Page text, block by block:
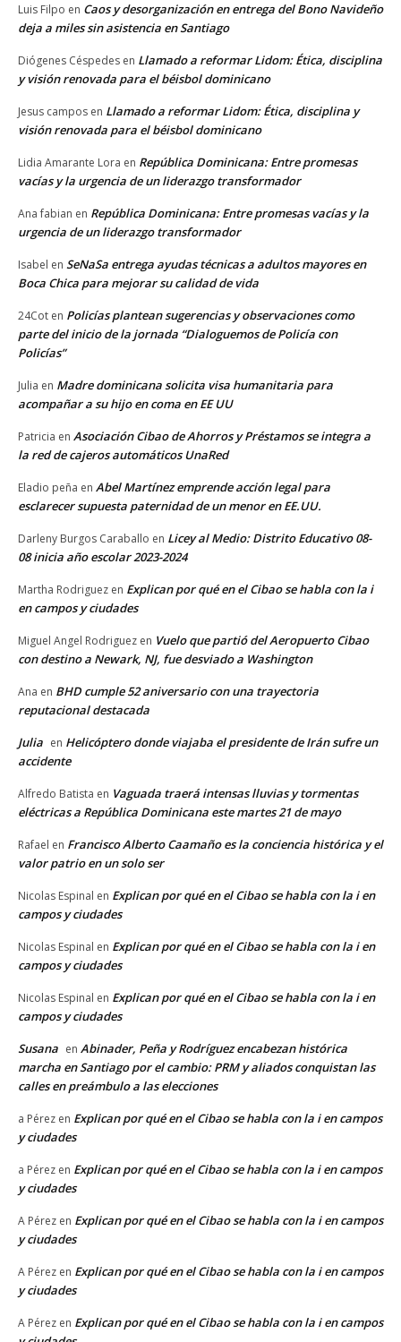
Luis Filpo en Caos y desorganización en entrega del Bono Navideño
deja a miles sin asistencia en Santiago
Diógenes Céspedes en Llamado a reformar Lidom: Ética, disciplina
y visión renovada para el béisbol dominicano
Jesus campos en Llamado a reformar Lidom: Ética, disciplina y
visión renovada para el béisbol dominicano
Lidia Amarante Lora en República Dominicana: Entre promesas
vacías y la urgencia de un liderazgo transformador
Ana fabian en República Dominicana: Entre promesas vacías y la
urgencia de un liderazgo transformador
Isabel en SeNaSa entrega ayudas técnicas a adultos mayores en
Boca Chica para mejorar su calidad de vida
24Cot en Policías plantean sugerencias y observaciones como
parte del inicio de la jornada “Dialoguemos de Policía con
Policías”
Julia en Madre dominicana solicita visa humanitaria para
acompañar a su hijo en coma en EE UU
Patricia en Asociación Cibao de Ahorros y Préstamos se integra a
la red de cajeros automáticos UnaRed
Eladio peña en Abel Martínez emprende acción legal para
esclarecer supuesta paternidad de un menor en EE.UU.
Darleny Burgos Caraballo en Licey al Medio: Distrito Educativo 08-
08 inicia año escolar 2023-2024
Martha Rodriguez en Explican por qué en el Cibao se habla con la i
en campos y ciudades
Miguel Angel Rodriguez en Vuelo que partió del Aeropuerto Cibao
con destino a Newark, NJ, fue desviado a Washington
Ana en BHD cumple 52 aniversario con una trayectoria
reputacional destacada
Julia en Helicóptero donde viajaba el presidente de Irán sufre un
accidente
Alfredo Batista en Vaguada traerá intensas lluvias y tormentas
eléctricas a República Dominicana este martes 21 de mayo
Rafael en Francisco Alberto Caamaño es la conciencia histórica y el
valor patrio en un solo ser
Nicolas Espinal en Explican por qué en el Cibao se habla con la i en
campos y ciudades
Nicolas Espinal en Explican por qué en el Cibao se habla con la i en
campos y ciudades
Nicolas Espinal en Explican por qué en el Cibao se habla con la i en
campos y ciudades
Susana en Abinader, Peña y Rodríguez encabezan histórica
marcha en Santiago por el cambio: PRM y aliados conquistan las
calles en preámbulo a las elecciones
a Pérez en Explican por qué en el Cibao se habla con la i en campos
y ciudades
a Pérez en Explican por qué en el Cibao se habla con la i en campos
y ciudades
A Pérez en Explican por qué en el Cibao se habla con la i en campos
y ciudades
A Pérez en Explican por qué en el Cibao se habla con la i en campos
y ciudades
A Pérez en Explican por qué en el Cibao se habla con la i en campos